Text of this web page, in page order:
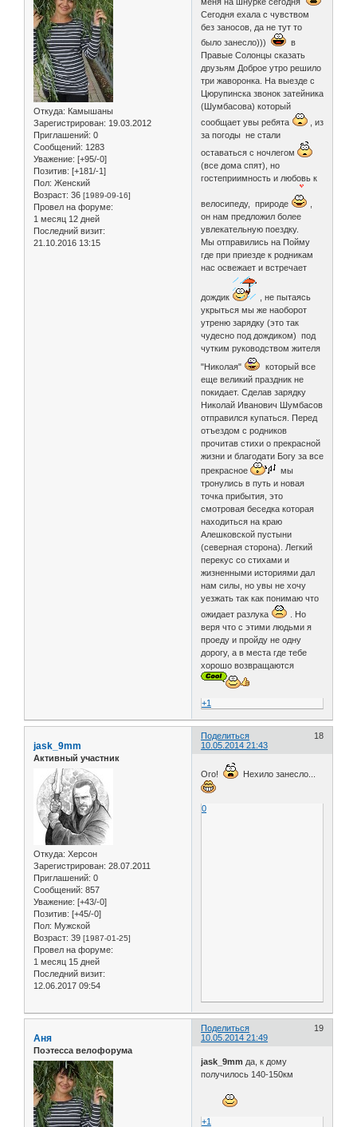
Откуда: Камышаны
Зарегистрирован: 19.03.2012
Приглашений: 0
Сообщений: 1283
Уважение: [+95/-0]
Позитив: [+181/-1]
Пол: Женский
Возраст: 36 [1989-09-16]
Провел на форуме:
1 месяц 12 дней
Последний визит:
21.10.2016 13:15
Сегодня ехала с чувством
без заносов, да не тут то
было занесло)))
в
Правые Солонцы сказать
друзьям Доброе утро решило
три жаворонка. На выезде с
Цюрупинска звонок затейника
(Шумбасова) который
сообщает увы ребята
, из
за погоды не стали
оставаться с ночлегом
(все дома спят), но
гостеприимность и любовь к
велосипеду, природе
он нам предложил более
увлекательную поездку.
Мы отправились на Пойму
где при приезде к родникам
нас освежает и встречает
дождик
, не пытаясь
укрыться мы же наоборот
утреню зарядку (это так
чудесно под дождиком) под
чутким руководством жителя
"Николая"
который все
еще великий праздник не
покидает. Сделав зарядку
Николай Иванович Шумбасов
отправился купаться. Перед
отъездом с родников
прочитав стихи о прекрасной
жизни и благодати Богу за все
прекрасное
мы
тронулись в путь и новая
точка прибытия, это
смотровая беседка которая
находиться на краю
Алешковской пустыни
(северная сторона). Легкий
перекус со стихами и
жизненными историями дал
нам силы, но увы не хочу
уезжать так как понимаю что
ожидает разлука
. Но
веря что с этими людьми я
проеду и пройду не одну
дорогу, а в места где тебе
хорошо возвращаются
+1
Поделиться
18
10.05.2014 21:43
jask_9mm
Активный участник
Откуда: Херсон
Зарегистрирован: 28.07.2011
Приглашений: 0
Сообщений: 857
Уважение: [+43/-0]
Позитив: [+45/-0]
Пол: Мужской
Возраст: 39 [1987-01-25]
Провел на форуме:
1 месяц 15 дней
Последний визит:
12.06.2017 09:54
Ого! Нехило занесло...
0
Поделиться
19
10.05.2014 21:49
Аня
Поэтесса велофорума
jask_9mm да, к дому
получилось 140-150км
+1